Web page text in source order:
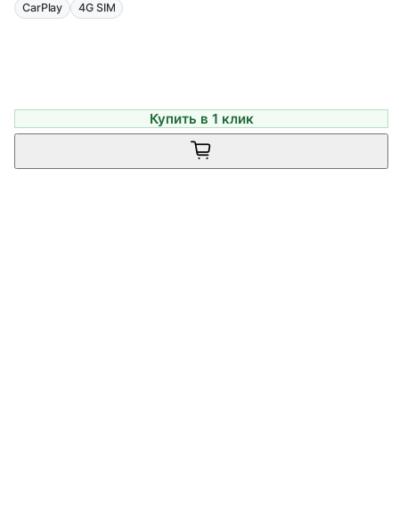
CarPlay 4G SIM
Купить в 1 клик